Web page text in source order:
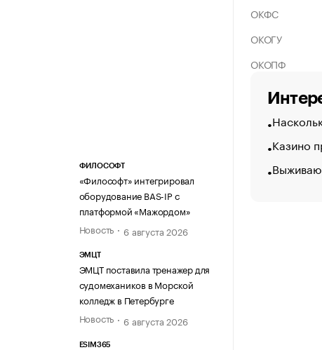
ФИЛОСОФТ
«Философт» интегрировал
оборудование BAS-IP с
платформой «Мажордом»
Новость
6 августа 2026
ЭМЦТ
ЭМЦТ поставила тренажер для
судомехаников в Морской
колледж в Петербурге
Новость
6 августа 2026
ESIM365
ОКФС
ОКОГУ
ОКОПФ
Казино